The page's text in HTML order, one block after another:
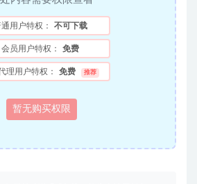
用户特权： 不可下载
会员用户特权： 免费
理用户特权： 免费 推荐
暂无购买权限